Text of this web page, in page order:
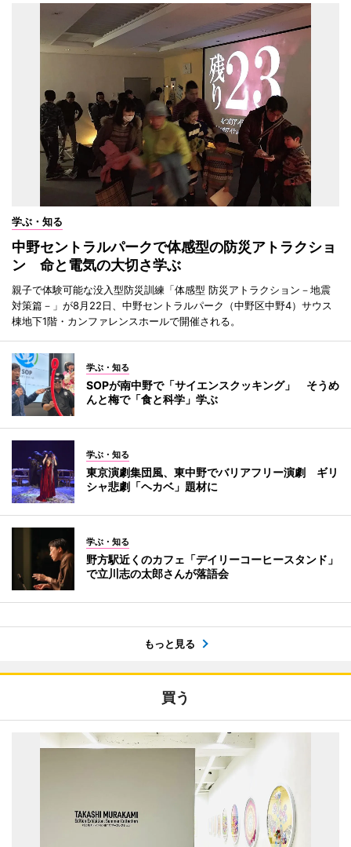
学ぶ・知る
中野セントラルパークで体感型の防災アトラクショ
ン 命と電気の大切さ学ぶ
親子で体験可能な没入型防災訓練「体感型 防災アトラクション－地震
対策篇－」が8月22日、中野セントラルパーク（中野区中野4）サウス
棟地下1階・カンファレンスホールで開催される。
学ぶ・知る
SOPが南中野で「サイエンスクッキング」 そうめ
んと梅で「食と科学」学ぶ
学ぶ・知る
東京演劇集団風、東中野でバリアフリー演劇 ギリ
シャ悲劇「ヘカベ」題材に
学ぶ・知る
野方駅近くのカフェ「デイリーコーヒースタンド」
で立川志の太郎さんが落語会
もっと見る
買う